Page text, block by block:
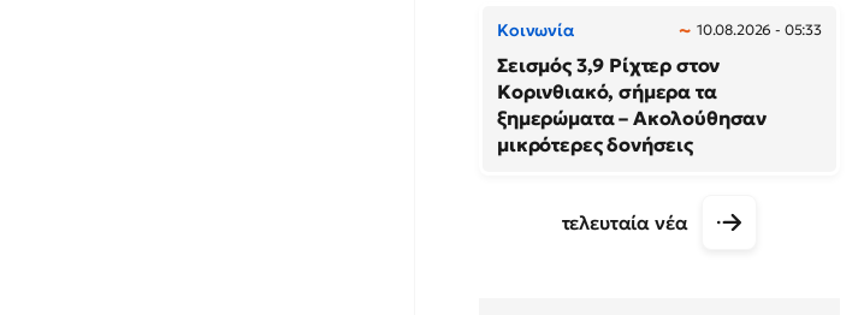
Κοινωνία 10.08.2026 - 05:33
Σεισμός 3,9 Ρίχτερ στον
Κορινθιακό, σήμερα τα
ξημερώματα – Ακολούθησαν
μικρότερες δονήσεις
τελευταία νέα